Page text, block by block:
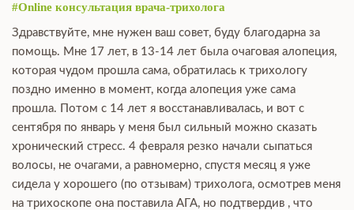
#Online консультация врача-трихолога
Здравствуйте, мне нужен ваш совет, буду благодарна за
помощь. Мне 17 лет, в 13-14 лет была очаговая алопеция,
которая чудом прошла сама, обратилась к трихологу
поздно именно в момент, когда алопеция уже сама
прошла. Потом с 14 лет я восстанавливалась, и вот с
сентября по январь у меня был сильный можно сказать
хронический стресс. 4 февраля резко начали сыпаться
волосы, не очагами, а равномерно, спустя месяц я уже
сидела у хорошего (по отзывам) трихолога, осмотрев меня
на трихоскопе она поставила АГА, но подтвердив , что